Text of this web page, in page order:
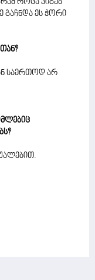
როცა ვიგებ
გაჩნდა ეს ჭორი
საერთოდ არ